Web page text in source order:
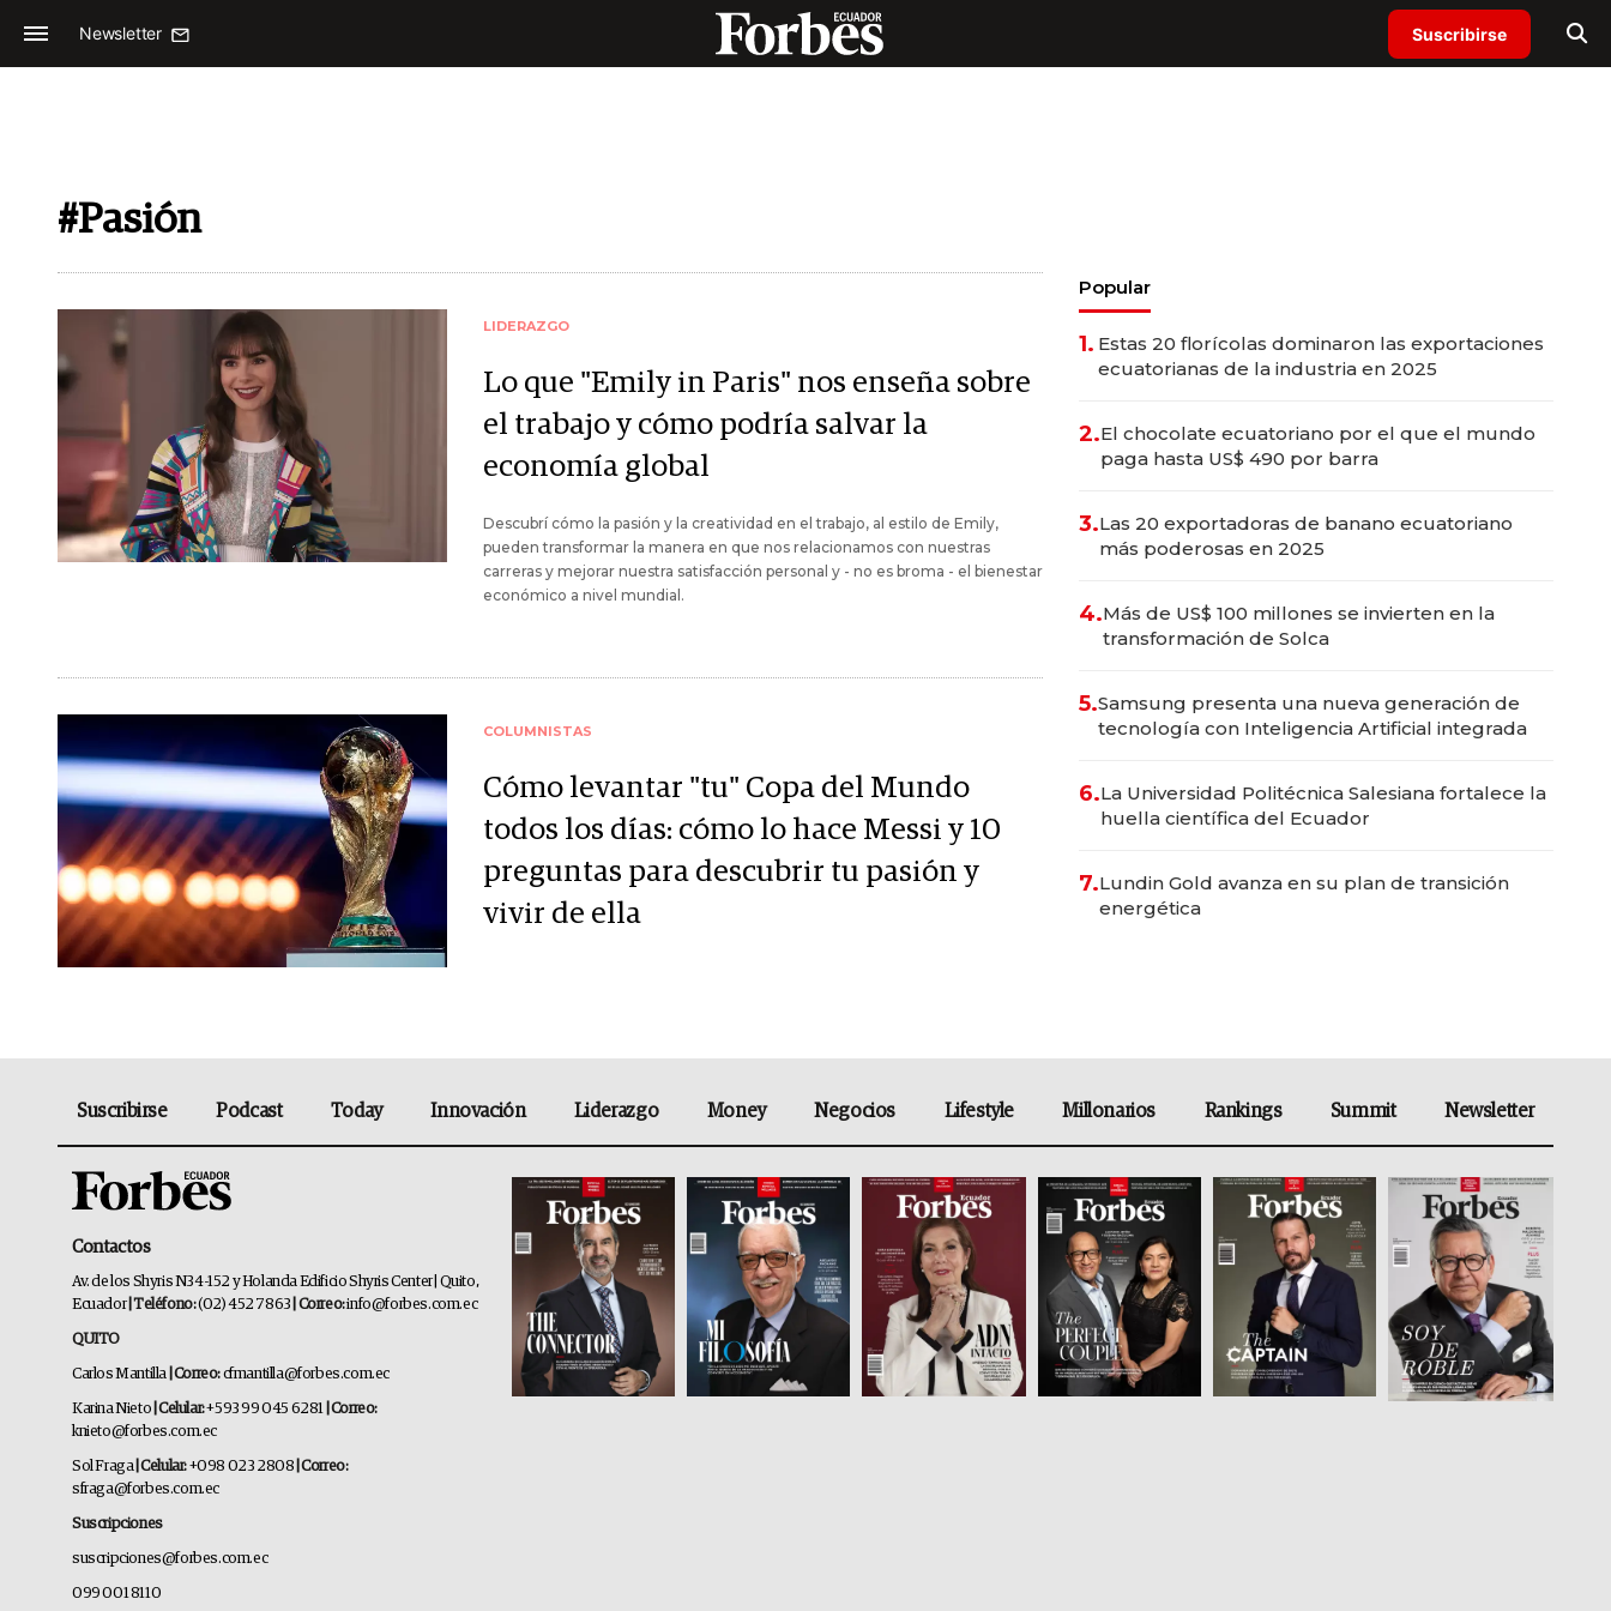
Newsletter Suscribirse
#Pasión
LIDERAZGO
Lo que "Emily in Paris" nos enseña sobre
el trabajo y cómo podría salvar la
economía global
Descubrí cómo la pasión y la creatividad en el trabajo, al estilo de Emily,
pueden transformar la manera en que nos relacionamos con nuestras
carreras y mejorar nuestra satisfacción personal y - no es broma - el bienestar
económico a nivel mundial.
COLUMNISTAS
Cómo levantar "tu" Copa del Mundo
todos los días: cómo lo hace Messi y 10
preguntas para descubrir tu pasión y
vivir de ella
Popular
1. Estas 20 florícolas dominaron las exportaciones
ecuatorianas de la industria en 2025
2.El chocolate ecuatoriano por el que el mundo
paga hasta US$ 490 por barra
3.Las 20 exportadoras de banano ecuatoriano
más poderosas en 2025
4.Más de US$ 100 millones se invierten en la
transformación de Solca
5.Samsung presenta una nueva generación de
tecnología con Inteligencia Artificial integrada
6.La Universidad Politécnica Salesiana fortalece la
huella científica del Ecuador
7.Lundin Gold avanza en su plan de transición
energética
Suscribirse Podcast Today Innovación Liderazgo Money Negocios Lifestyle Millonarios Rankings Summit Newsletter
Contactos
Av. de los Shyris N34-152 y Holanda Edificio Shyris Center | Quito,
Ecuador | Teléfono:(02) 452 7863 | Correo:info@forbes.com.ec
QUITO
Carlos Mantilla | Correo:cfmantilla@forbes.com.ec
Karina Nieto | Celular:+593 99 045 6281 | Correo:
knieto@forbes.com.ec
Sol Fraga| Celular:+098 023 2808 | Correo:
sfraga@forbes.com.ec
Suscripciones
suscripciones@forbes.com.ec
099 001 8110